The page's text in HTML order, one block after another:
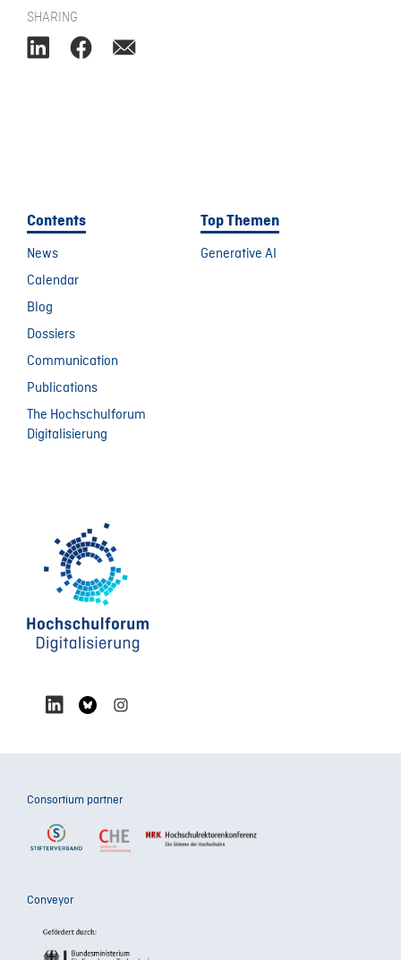
SHARING
Contents
News
Calendar
Blog
Dossiers
Communication
Publications
The Hochschulforum
Digitalisierung
Top Themen
Generative AI
Consortium partner
Conveyor